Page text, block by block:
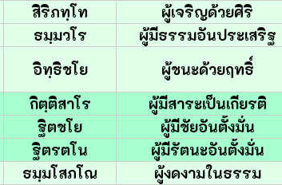
สิริภทฺโท
ผู้เจริญด้วยศิริ
ธมฺมวโร
ผู้มีธรรมอันประเสริฐ
อิทฺธิชโย
ผู้ชนะด้วยฤทธิ์
กิตฺติสาโร
ผู้มีสาระเป็นเกียรติ
ฐิตชโย
ผู้มีชัยอันตั้งมั่น
ฐิตรตโน
ผู้มีรัตนะอันตั้งมั่น
ธมฺมโสภโณ
ผู้งดงามในธรรม